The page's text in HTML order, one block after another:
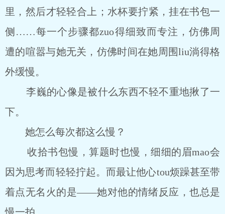
里，然后才轻轻合上；水杯要拧紧，挂在书包一
侧……每一个步骤都zuo得细致而专注，仿佛周
遭的喧嚣与她无关，仿佛时间在她周围liu淌得格
外缓慢。
李巍的心像是被什么东西不轻不重地揪了一
下。
她怎么每次都这么慢？
收拾书包慢，算题时也慢，细细的眉mao会
因为思考而轻轻拧起。而最让他心tou烦躁甚至带
着点无名火的是――她对他的情绪反应，也总是